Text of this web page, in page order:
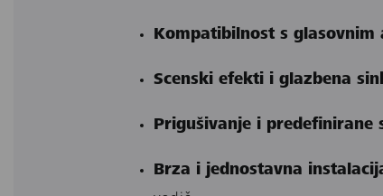
Kompatibilnost s glasovnim
Scenski efekti i glazbena
Prigušivanje i predefinirane
Brza i jednostavna